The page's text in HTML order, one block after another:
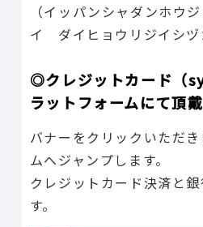
（イッパンシャダンホウ
イ ダイヒョウリジイシヅ
◎クレジットカード（
ラットフォームにて頂戴
バナーをクリックいただ
ムへジャンプします。
クレジットカード決済と
す。